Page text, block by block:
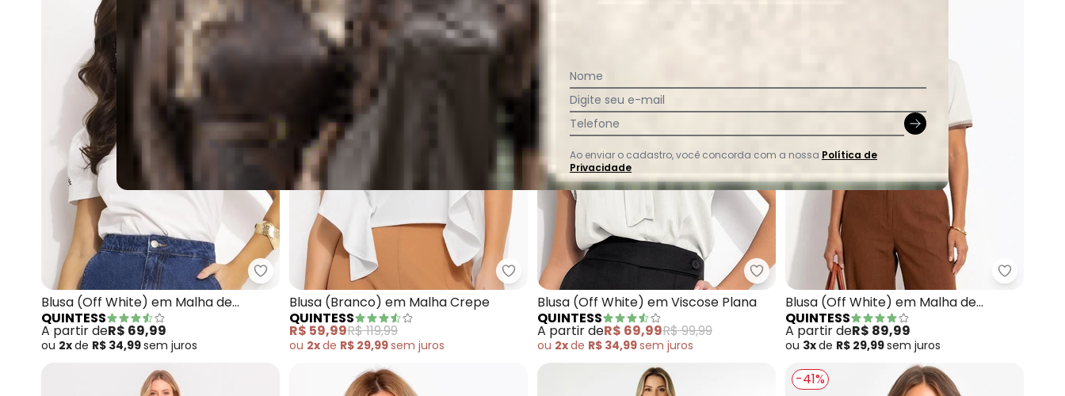
Quintess - Blusa (Off White) em Malha de Algodão Penteado
Blusa (Off White) em Malha de
Algodão Penteado
QUINTESS
A partir deR$ 69,99
ou 2xde R$ 34,99sem juros
Quintess - Blusa (Branco) em Malha Crepe
Blusa (Branco) em Malha Crepe
QUINTESS
R$ 59,99R$ 119,99
ou 2xde R$ 29,99sem juros
Quintess - Blusa (Off White) em Viscose Plana
Blusa (Off White) em Viscose Plana
QUINTESS
A partir deR$ 69,99R$ 99,99
ou 2xde R$ 34,99sem juros
Quintess
Blusa (Off White) em Malha de
Algodão
QUINTESS
A partir deR$ 89,99
ou 3xde R$ 29,99sem juros
-41%
Nome
Digite seu e-mail
Telefone
Ao enviar o cadastro, você concorda com a nossa Política de
Privacidade